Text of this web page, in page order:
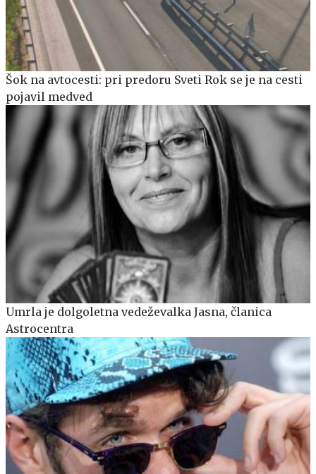
Šok na avtocesti: pri predoru Sveti Rok se je na cesti
pojavil medved
Umrla je dolgoletna vedeževalka Jasna, članica
Astrocentra